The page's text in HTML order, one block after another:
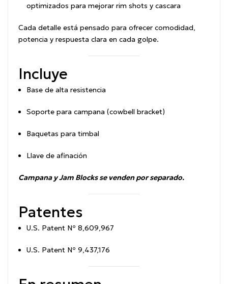
optimizados para mejorar rim shots y cascara
Cada detalle está pensado para ofrecer comodidad,
potencia y respuesta clara en cada golpe.
Incluye
Base de alta resistencia
Soporte para campana (cowbell bracket)
Baquetas para timbal
Llave de afinación
Campana y Jam Blocks se venden por separado.
Patentes
U.S. Patent Nº 8,609,967
U.S. Patent Nº 9,437,176